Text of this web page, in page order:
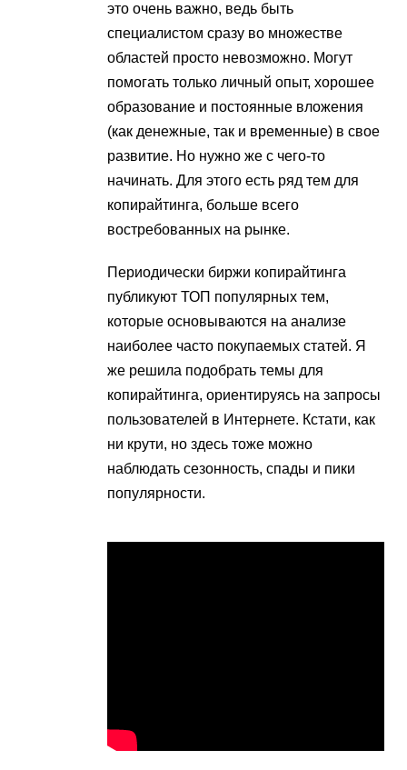
это очень важно, ведь быть
специалистом сразу во множестве
областей просто невозможно. Могут
помогать только личный опыт, хорошее
образование и постоянные вложения
(как денежные, так и временные) в свое
развитие. Но нужно же с чего-то
начинать. Для этого есть ряд тем для
копирайтинга, больше всего
востребованных на рынке.
Периодически биржи копирайтинга
публикуют ТОП популярных тем,
которые основываются на анализе
наиболее часто покупаемых статей. Я
же решила подобрать темы для
копирайтинга, ориентируясь на запросы
пользователей в Интернете. Кстати, как
ни крути, но здесь тоже можно
наблюдать сезонность, спады и пики
популярности.